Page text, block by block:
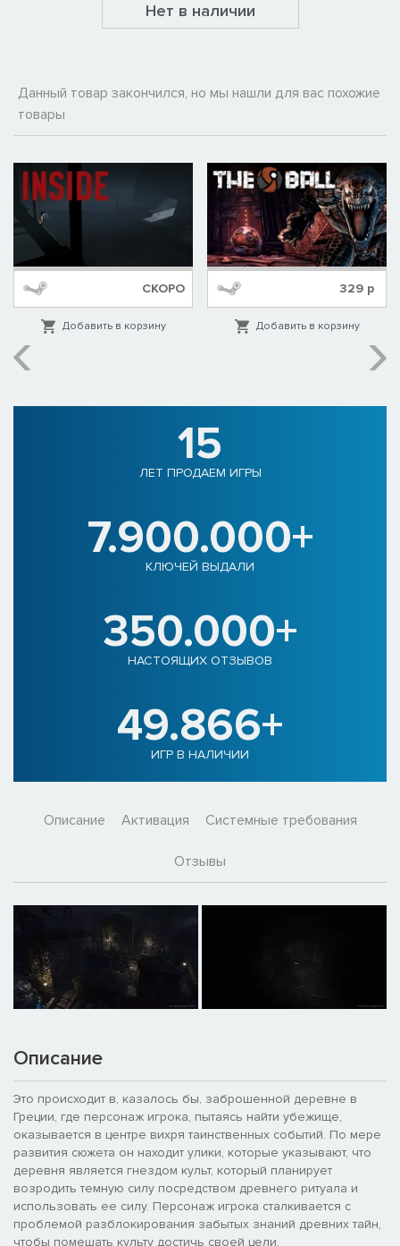
Нет в наличии
Данный товар закончился, но мы нашли для вас похожие
товары
СКОРО
Добавить в корзину
329 р
Добавить в корзину
15
ЛЕТ ПРОДАЕМ ИГРЫ
7.900.000+
КЛЮЧЕЙ ВЫДАЛИ
350.000+
НАСТОЯЩИХ ОТЗЫВОВ
49.866+
ИГР В НАЛИЧИИ
Описание Активация Системные требования
Отзывы
Описание
Это происходит в, казалось бы, заброшенной деревне в
Греции, где персонаж игрока, пытаясь найти убежище,
оказывается в центре вихря таинственных событий. По мере
развития сюжета он находит улики, которые указывают, что
деревня является гнездом культ, который планирует
возродить темную силу посредством древнего ритуала и
использовать ее силу. Персонаж игрока сталкивается с
проблемой разблокирования забытых знаний древних тайн,
чтобы помешать культу достичь своей цели.